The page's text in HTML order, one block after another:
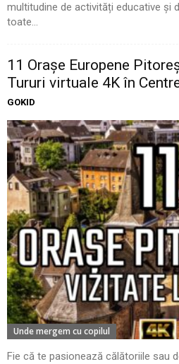
multitudine de activități educative și
toate...
11 Oraşe Europene
Tururi virtuale 4K în
GOKID
Unde mergem cu copilul
Fie că te pasionează călătoriile sau